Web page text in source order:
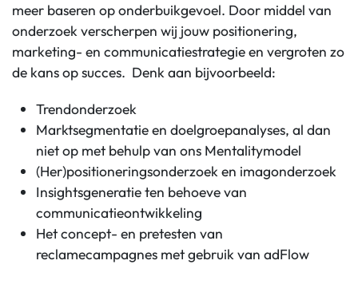
meer baseren op onderbuikgevoel. Door middel van
onderzoek verscherpen wij jouw positionering,
marketing- en communicatiestrategie en vergroten zo
de kans op succes. Denk aan bijvoorbeeld:
Trendonderzoek
Marktsegmentatie en doelgroepanalyses, al dan
niet op met behulp van ons Mentalitymodel
(Her)positioneringsonderzoek en imagonderzoek
Insightsgeneratie ten behoeve van
communicatieontwikkeling
Het concept- en pretesten van
reclamecampagnes met gebruik van adFlow